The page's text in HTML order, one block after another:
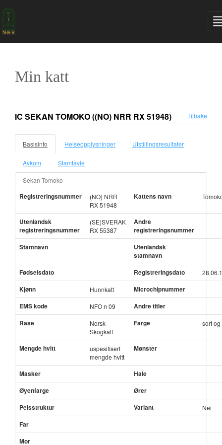
Min katt
IC SEKAN TOMOKO((NO) NRR RX 51948) Tilbake
Basisinfo Helseopplysninger Utstillingsresultater
Avkom Stamtavle
Sekan Tomoko
Registreringsnummer
(NO) NRR
RX 51948
Kattens navn
Utenlandsk
registreringsnummer
(SE)SVERAK
RX 55387
Andre
registreringsnummer
Stamnavn
Utenlandsk
stamnavn
Fødselsdato
Registreringsdato
Kjønn Hunnkatt
Microchipnummer
EMS kode
NFO n 09
Andre titler
Rase
Norsk
Skogkatt
Farge sort og
Mengde hvitt
uspesifisert
mengde hvitt
Mønster
Masker
Hale
Øyenfarge
Ører
Pelsstruktur
Variant Nei
Far
Mor